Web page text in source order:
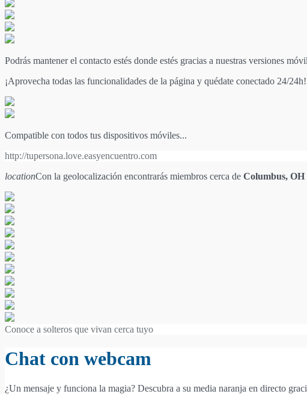
Podrás mantener el contacto estés donde estés gracias a nuestras versiones
¡Aprovecha todas las funcionalidades de la página y quédate conectado 24/24h!
Compatible con todos tus dispositivos móviles...
http://tupersona.love.easyencuentro.com
locationCon la geolocalización encontrarás miembros cerca de Columbus, OH
Conoce a solteros que vivan cerca tuyo
Chat con webcam
¿Un mensaje y funciona la magia? Descubra a su media naranja en directo